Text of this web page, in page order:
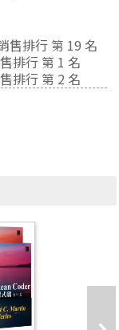
售排行 第 19 名
排行 第 1 名
排行 第 2 名